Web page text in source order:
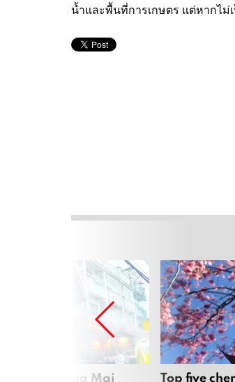
น้ำและพื้นที่การเกษตร แต่หากไม่
in Chiang Mai Top five